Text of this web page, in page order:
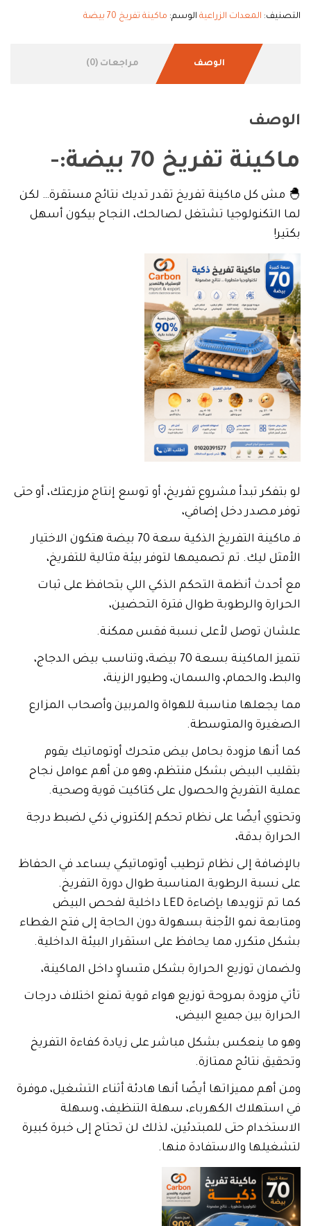
التصنيف: المعدات الزراعية الوسم: ماكينة تفريخ 70 بيضة
الوصف مراجعات (0)
الوصف
ماكينة تفريخ 70 بيضة:-
🐣 مش كل ماكينة تفريخ تقدر تديك نتائج مستقرة… لكن
لما التكنولوجيا تشتغل لصالحك، النجاح بيكون أسهل
بكتير!
لو بتفكر تبدأ مشروع تفريخ، أو توسع إنتاج مزرعتك، أو حتى
توفر مصدر دخل إضافي،
فـ ماكينة التفريخ الذكية سعة 70 بيضة هتكون الاختيار
الأمثل ليك. تم تصميمها لتوفر بيئة مثالية للتفريخ،
مع أحدث أنظمة التحكم الذكي اللي بتحافظ على ثبات
الحرارة والرطوبة طوال فترة التحضين،
علشان توصل لأعلى نسبة فقس ممكنة.
تتميز الماكينة بسعة 70 بيضة، وتناسب بيض الدجاج،
والبط، والحمام، والسمان، وطيور الزينة،
مما يجعلها مناسبة للهواة والمربين وأصحاب المزارع
الصغيرة والمتوسطة.
كما أنها مزودة بحامل بيض متحرك أوتوماتيك يقوم
بتقليب البيض بشكل منتظم، وهو من أهم عوامل نجاح
عملية التفريخ والحصول على كتاكيت قوية وصحية.
وتحتوي أيضًا على نظام تحكم إلكتروني ذكي لضبط درجة
الحرارة بدقة،
بالإضافة إلى نظام ترطيب أوتوماتيكي يساعد في الحفاظ
على نسبة الرطوبة المناسبة طوال دورة التفريخ.
كما تم تزويدها بإضاءة LED داخلية لفحص البيض
ومتابعة نمو الأجنة بسهولة دون الحاجة إلى فتح الغطاء
بشكل متكرر، مما يحافظ على استقرار البيئة الداخلية.
ولضمان توزيع الحرارة بشكل متساوٍ داخل الماكينة،
تأتي مزودة بمروحة توزيع هواء قوية تمنع اختلاف درجات
الحرارة بين جميع البيض،
وهو ما ينعكس بشكل مباشر على زيادة كفاءة التفريخ
وتحقيق نتائج ممتازة.
ومن أهم مميزاتها أيضًا أنها هادئة أثناء التشغيل، موفرة
في استهلاك الكهرباء، سهلة التنظيف، وسهلة
الاستخدام حتى للمبتدئين، لذلك لن تحتاج إلى خبرة كبيرة
لتشغيلها والاستفادة منها.